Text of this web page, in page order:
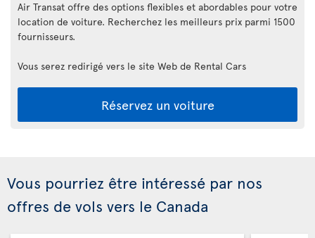
Air Transat offre des options flexibles et abordables pour votre
location de voiture. Recherchez les meilleurs prix parmi 1500
fournisseurs.
Vous serez redirigé vers le site Web de Rental Cars
Réservez un voiture
Vous pourriez être intéressé par nos
offres de vols vers le Canada